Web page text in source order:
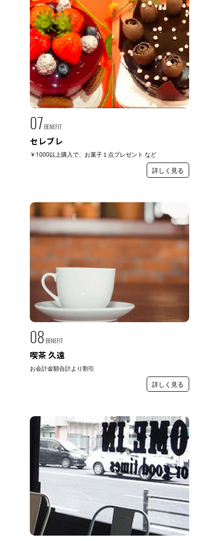
07 BENEFIT
セレブレ
￥1000以上購入で、お菓子１点プレゼント など
詳しく見る
08 BENEFIT
喫茶 久遠
お会計金額合計より割引
詳しく見る